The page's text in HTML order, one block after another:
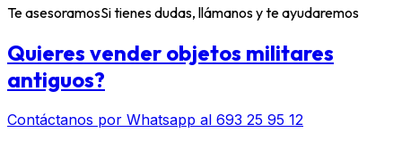
Te asesoramosSi tienes dudas, llámanos y te ayudaremos
Quieres vender objetos militares
antiguos?
Contáctanos por Whatsapp al 693 25 95 12